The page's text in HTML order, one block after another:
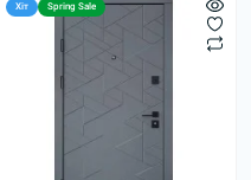
Хіт Spring Sale